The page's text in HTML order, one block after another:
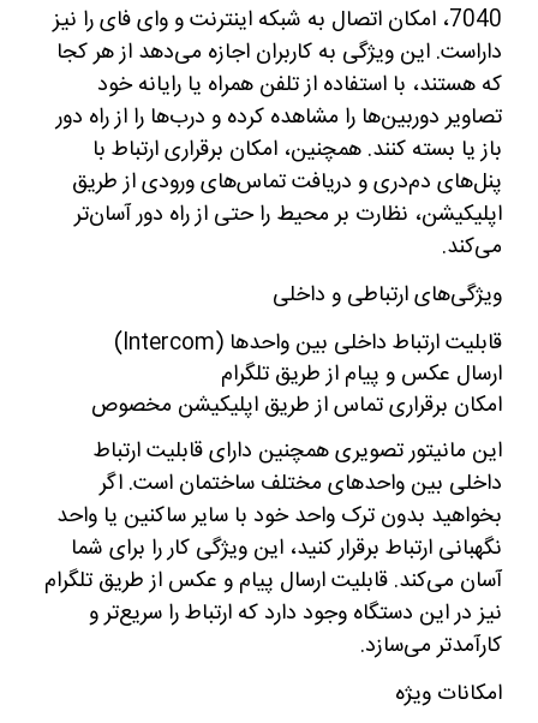
7040، امکان اتصال به شبکه اینترنت و وای فای را نیز
داراست. این ویژگی به کاربران اجازه می‌دهد از هر کجا
که هستند، با استفاده از تلفن همراه یا رایانه خود
تصاویر دوربین‌ها را مشاهده کرده و درب‌ها را از راه دور
باز یا بسته کنند. همچنین، امکان برقراری ارتباط با
پنل‌های دم‌دری و دریافت تماس‌های ورودی از طریق
اپلیکیشن، نظارت بر محیط را حتی از راه دور آسان‌تر
می‌کند.
ویژگی‌های ارتباطی و داخلی
قابلیت ارتباط داخلی بین واحدها (Intercom)
ارسال عکس و پیام از طریق تلگرام
امکان برقراری تماس از طریق اپلیکیشن مخصوص
این مانیتور تصویری همچنین دارای قابلیت ارتباط
داخلی بین واحدهای مختلف ساختمان است. اگر
بخواهید بدون ترک واحد خود با سایر ساکنین یا واحد
نگهبانی ارتباط برقرار کنید، این ویژگی کار را برای شما
آسان می‌کند. قابلیت ارسال پیام و عکس از طریق تلگرام
نیز در این دستگاه وجود دارد که ارتباط را سریع‌تر و
کارآمدتر می‌سازد.
امکانات ویژه